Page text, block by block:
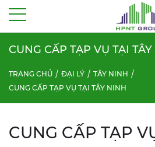
CUNG CẤP TẠP VỤ TẠI
TRANG CHỦ ĐẠI LÝ
TÂY NINH
CUNG CẤP TẠP VỤ TẠI TÂY NINH
CUNG CẤP TẠP